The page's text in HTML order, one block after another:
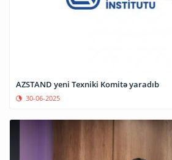
AZSTAND yeni Texniki Komitə yaradıb
30-06-2025